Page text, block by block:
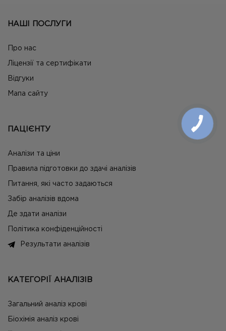
НАШІ ПОСЛУГИ
Про нас
Ліцензії та сертифікати
Відгуки
Мапа сайту
ПАЦІЄНТУ
Аналізи та ціни
Правила підготовки до здачі аналізів
Питання, які часто задаються
Забір аналізів вдома
Де здати аналізи
Політика конфіденційності
Результати аналізів
КАТЕГОРІЇ АНАЛІЗІВ
Загальний аналіз крові
Біохімія аналіз крові